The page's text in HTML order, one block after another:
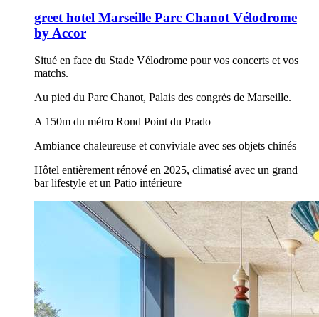
greet hotel Marseille Parc Chanot Vélodrome
by Accor
Situé en face du Stade Vélodrome pour vos concerts et vos
matchs.
Au pied du Parc Chanot, Palais des congrès de Marseille.
A 150m du métro Rond Point du Prado
Ambiance chaleureuse et conviviale avec ses objets chinés
Hôtel entièrement rénové en 2025, climatisé avec un grand
bar lifestyle et un Patio intérieure